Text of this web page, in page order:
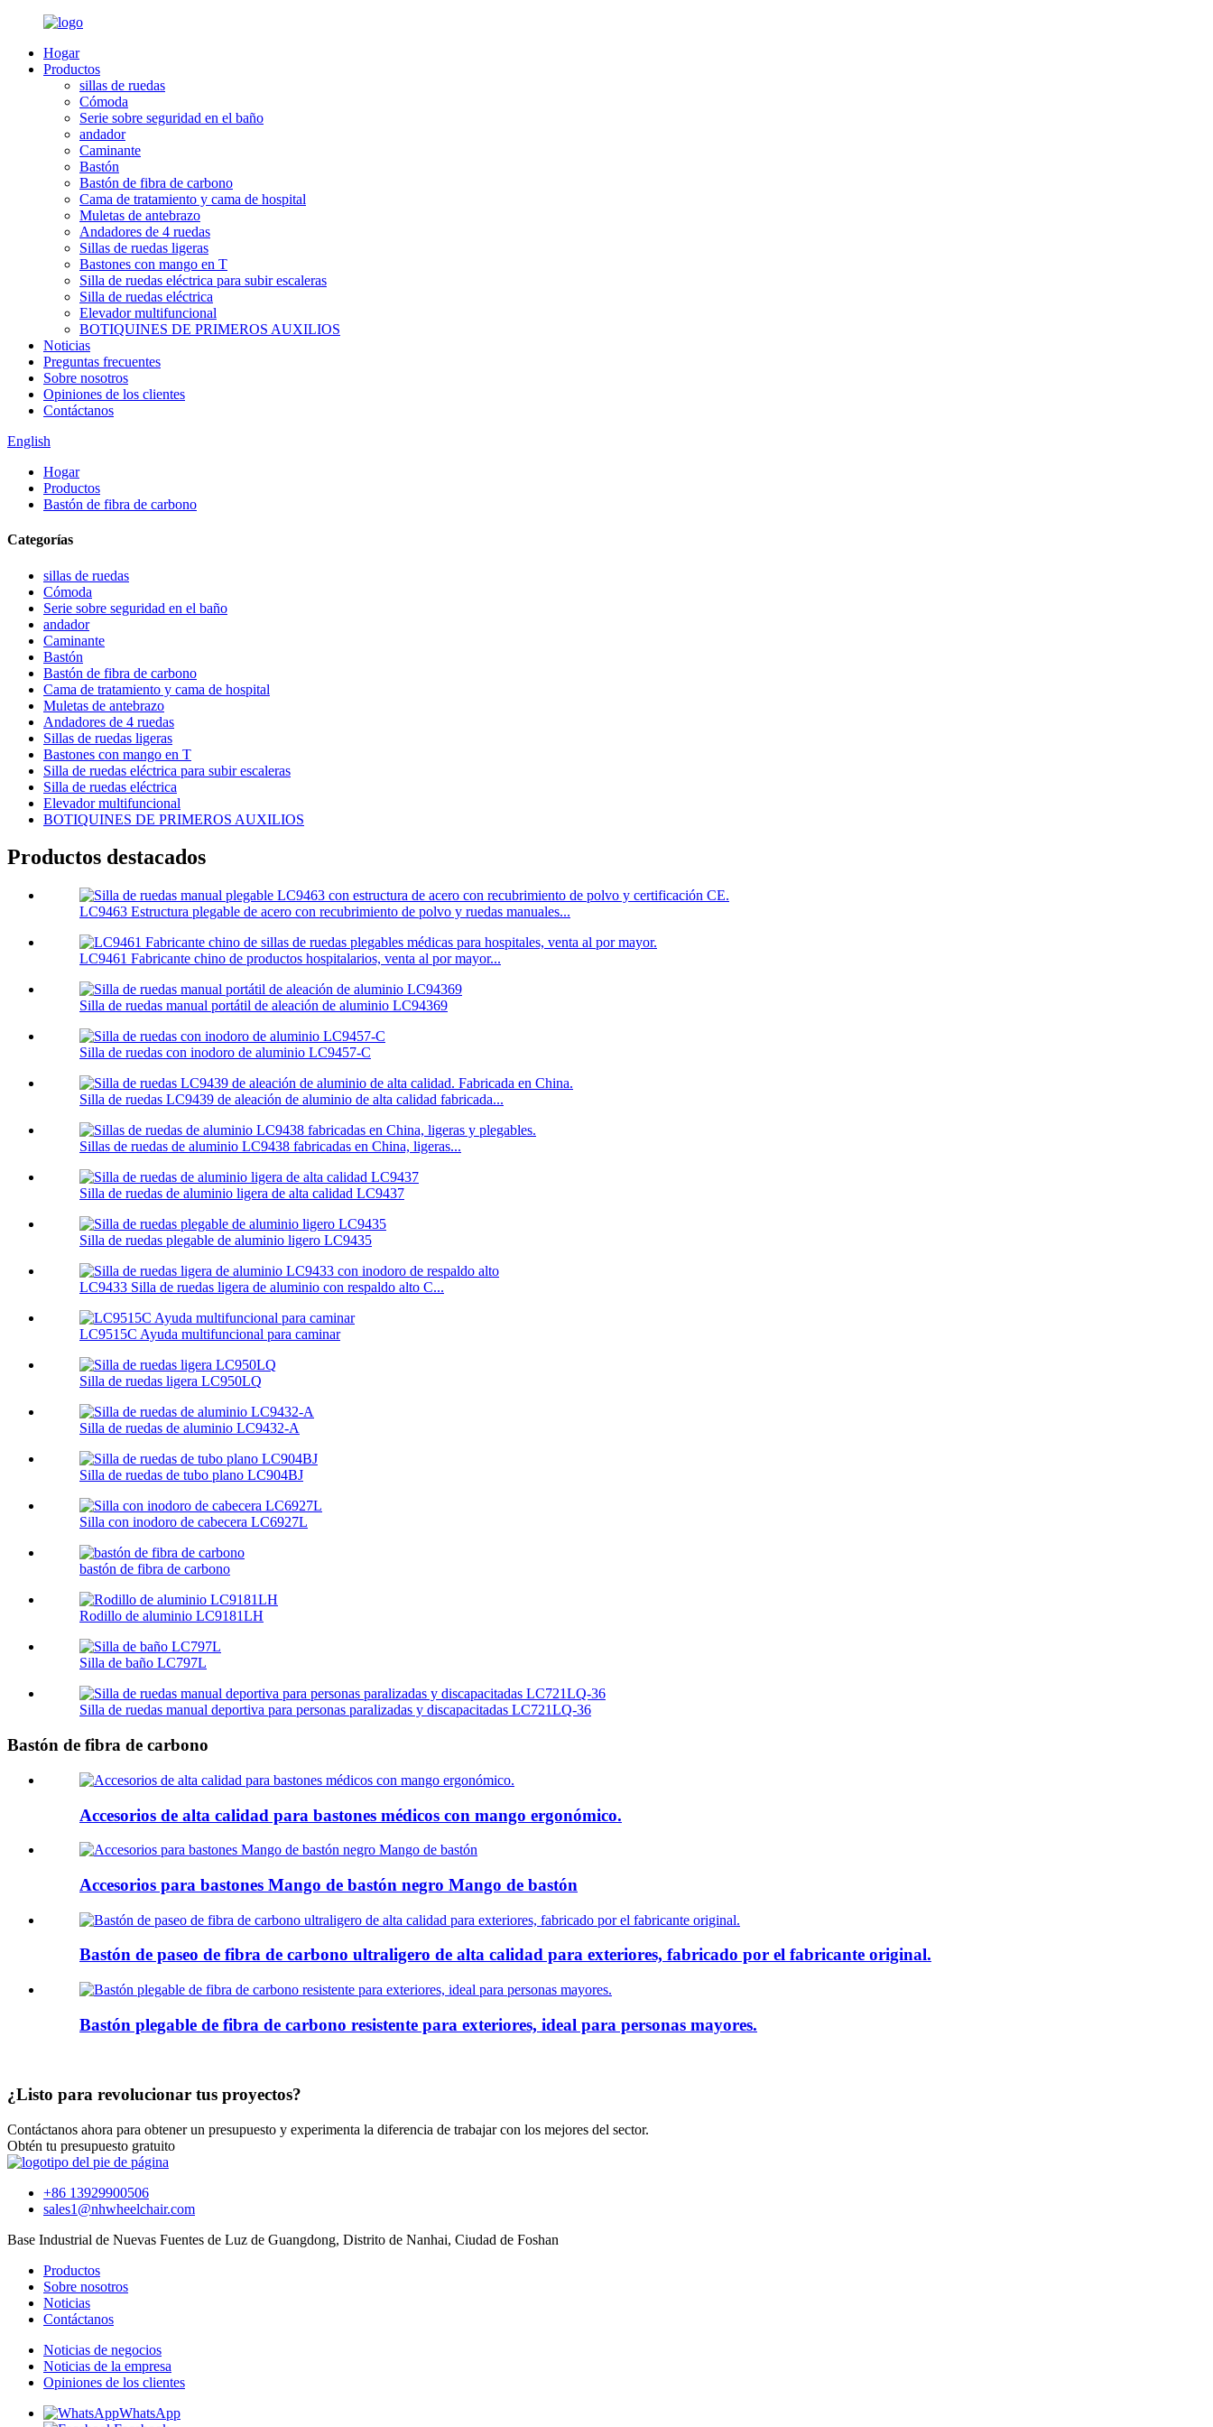
Hogar
Productos
sillas de ruedas
Cómoda
Serie sobre seguridad en el baño
andador
Caminante
Bastón
Bastón de fibra de carbono
Cama de tratamiento y cama de hospital
Muletas de antebrazo
Andadores de 4 ruedas
Sillas de ruedas ligeras
Bastones con mango en T
Silla de ruedas eléctrica para subir escaleras
Silla de ruedas eléctrica
Elevador multifuncional
BOTIQUINES DE PRIMEROS AUXILIOS
Noticias
Preguntas frecuentes
Sobre nosotros
Opiniones de los clientes
Contáctanos
English
Hogar
Productos
Bastón de fibra de carbono
Categorías
sillas de ruedas
Cómoda
Serie sobre seguridad en el baño
andador
Caminante
Bastón
Bastón de fibra de carbono
Cama de tratamiento y cama de hospital
Muletas de antebrazo
Andadores de 4 ruedas
Sillas de ruedas ligeras
Bastones con mango en T
Silla de ruedas eléctrica para subir escaleras
Silla de ruedas eléctrica
Elevador multifuncional
BOTIQUINES DE PRIMEROS AUXILIOS
Productos destacados
LC9463 Estructura plegable de acero con recubrimiento de polvo y ruedas manuales...
LC9461 Fabricante chino de productos hospitalarios, venta al por mayor...
Silla de ruedas manual portátil de aleación de aluminio LC94369
Silla de ruedas con inodoro de aluminio LC9457-C
Silla de ruedas LC9439 de aleación de aluminio de alta calidad fabricada...
Sillas de ruedas de aluminio LC9438 fabricadas en China, ligeras...
Silla de ruedas de aluminio ligera de alta calidad LC9437
Silla de ruedas plegable de aluminio ligero LC9435
LC9433 Silla de ruedas ligera de aluminio con respaldo alto C...
LC9515C Ayuda multifuncional para caminar
Silla de ruedas ligera LC950LQ
Silla de ruedas de aluminio LC9432-A
Silla de ruedas de tubo plano LC904BJ
Silla con inodoro de cabecera LC6927L
bastón de fibra de carbono
Rodillo de aluminio LC9181LH
Silla de baño LC797L
Silla de ruedas manual deportiva para personas paralizadas y discapacitadas LC721LQ-36
Bastón de fibra de carbono
Accesorios de alta calidad para bastones médicos con mango ergonómico.
Accesorios para bastones Mango de bastón negro Mango de bastón
Bastón de paseo de fibra de carbono ultraligero de alta calidad para exteriores, fabricado por el fabricante original.
Bastón plegable de fibra de carbono resistente para exteriores, ideal para personas mayores.
¿Listo para revolucionar tus proyectos?
Contáctanos ahora para obtener un presupuesto y experimenta la diferencia de trabajar con los mejores del sector.
Obtén tu presupuesto gratuito
+86 13929900506
sales1@nhwheelchair.com
Base Industrial de Nuevas Fuentes de Luz de Guangdong, Distrito de Nanhai, Ciudad de Foshan
Productos
Sobre nosotros
Noticias
Contáctanos
Noticias de negocios
Noticias de la empresa
Opiniones de los clientes
WhatsApp